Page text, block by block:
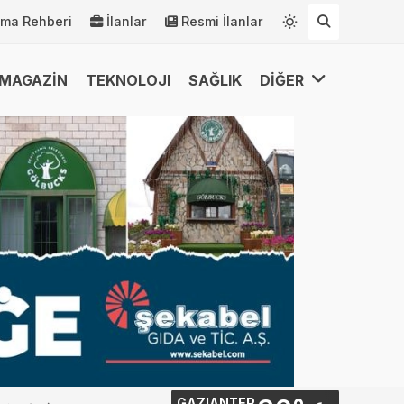
Rehberi İlanlar Resmi İlanlar
MAGAZİN TEKNOLOJI SAĞLIK DİĞER